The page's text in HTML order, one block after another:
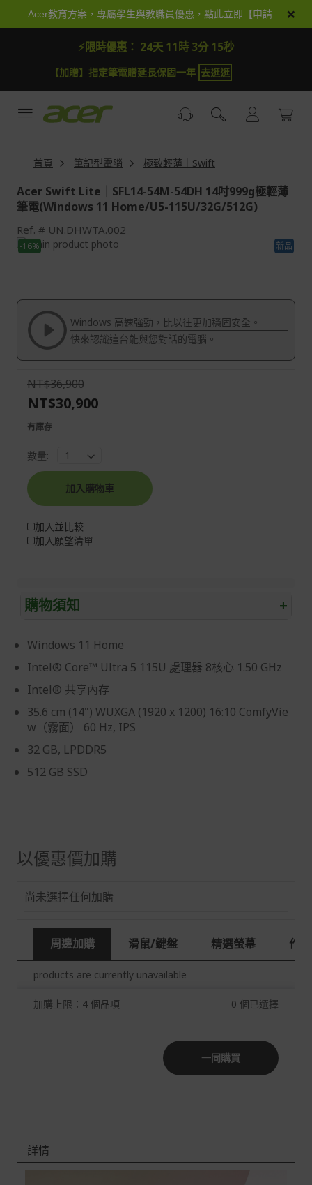
×
⚡限時優惠： 24天 11時 3分 14秒
【加抽】全館Acer商品登錄再抽iPhone 18試運氣
首頁 筆記型電腦 極致輕薄｜Swift
Acer Swift Lite｜SFL14-54M-54DH 14吋999g極輕薄
筆電(Windows 11 Home/U5-115U/32G/512G)
Ref. UN.DHWTA.002
Skip
to
of
images
gallery
新品
-16%
Skip
beginning
the
images
gallery
Windows 高速強勁，比以往更加穩固安全。
快來認識這台能與您對話的電腦。
購物須知 +
退/換貨須知
本網站消費者享有商品到貨七天鑑賞期之權益(鑑賞期並非
試用期)。
到貨七天內消費者有權申請退貨或換貨；超過七天以上(含
假日)，恕無法辦理。
退回之商品必須是全新狀態且完整包裝(含商品、附件、包
裝、紙箱及所有附隨文件或資料)。
商品到貨後進行開箱前請全程錄影以確保自身權益 ! 非商
貨。
繫客服。
本站商品除有特別標示收取運費之商品，其餘全館皆可免
運宅配到府。
Acer旗下品牌商品除可宅配配送全台各地外，部分商品可
在消費者完成訂單付款後兩個工作天內會安排訂單出貨，
非Acer旗下品牌商品依配合廠商規範，可能會有無法配送
您可以於「我的訂單」內查詢訂單出貨狀態 (路徑：我的帳
預購商品依商品頁面上的出貨時間安排，且有可能因實際
生產狀況有延後情況發生。
Windows 11 Home
Intel® Core™ Ultra 5 115U 處理器 8核心 1.50 GHz
Intel® 共享內存
35.6 cm (14") WUXGA (1920 x 1200) 16:10 ComfyVie
w（霧面） 60 Hz, IPS
32 GB, LPDDR5
512 GB SSD
NT$36,900
NT$30,900
有庫存
數量:
加入購物車
加入並比較
加入願望清單
以優惠價加購
尚未選擇任何加購
周邊加購 滑鼠/鍵盤 精選螢幕 作
products are currently unavailable
加購上限：4 個品項 0 個已選擇
一同購買
詳情